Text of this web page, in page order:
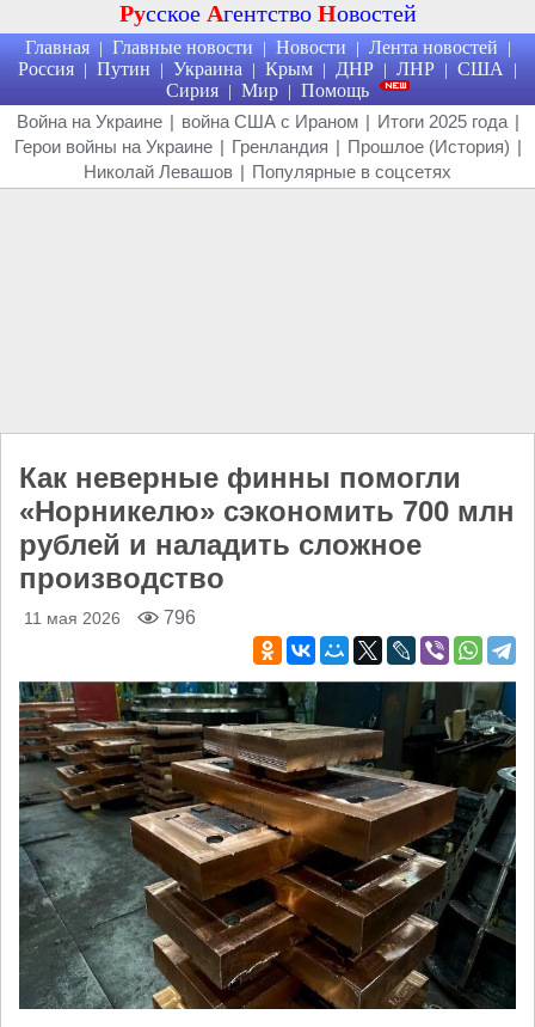
Русское Агентство Новостей
Главная | Главные новости | Новости | Лента новостей |
Россия | Путин | Украина | Крым | ДНР | ЛНР | США |
Сирия | Мир | Помощь
Война на Украине | война США с Ираном | Итоги 2025 года |
Герои войны на Украине | Гренландия | Прошлое (История) |
Николай Левашов | Популярные в соцсетях
Как неверные финны помогли
«Норникелю» сэкономить 700 млн
рублей и наладить сложное
производство
11 мая 2026 796